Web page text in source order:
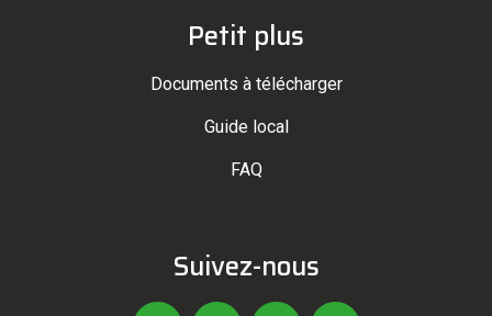
Petit plus
Documents à télécharger
Guide local
FAQ
Suivez-nous